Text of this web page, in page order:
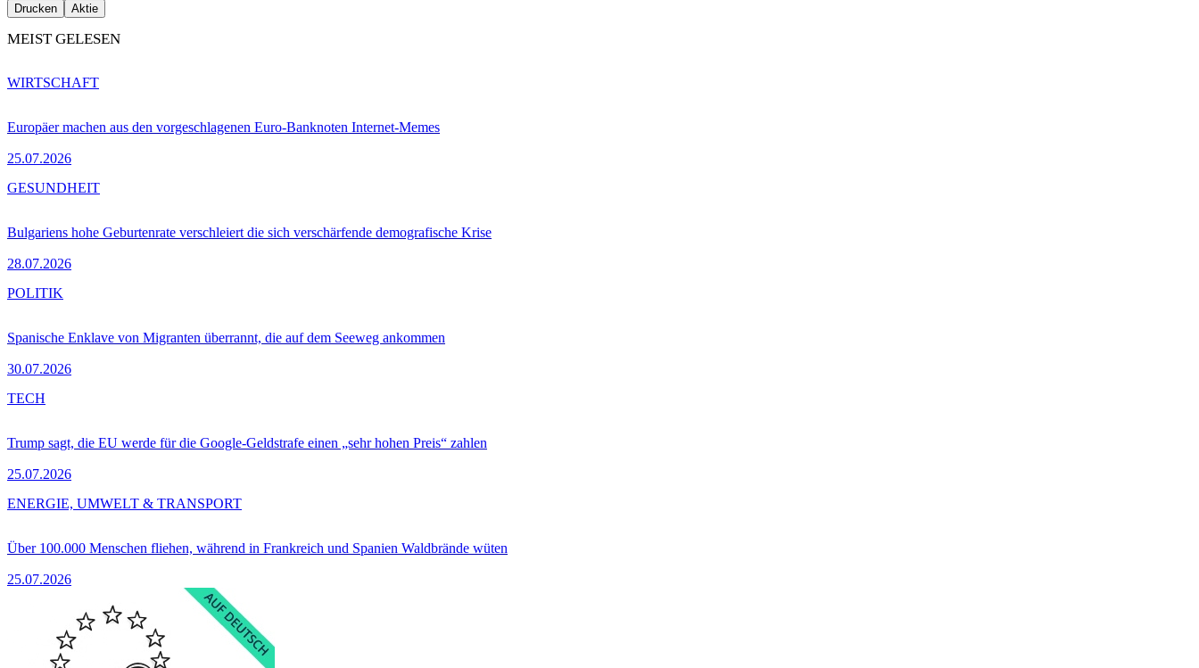
Drucken Aktie
MEIST GELESEN
Europäer machen aus den vorgeschlagenen Euro-Banknoten Internet-Memes
25.07.2026
WIRTSCHAFT
Bulgariens hohe Geburtenrate verschleiert die sich verschärfende demografische Krise
28.07.2026
GESUNDHEIT
Spanische Enklave von Migranten überrannt, die auf dem Seeweg ankommen
30.07.2026
POLITIK
Trump sagt, die EU werde für die Google-Geldstrafe einen „sehr hohen Preis“ zahlen
25.07.2026
TECH
Über 100.000 Menschen fliehen, während in Frankreich und Spanien Waldbrände wüten
25.07.2026
ENERGIE, UMWELT & TRANSPORT